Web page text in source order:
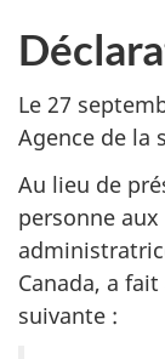
Le 27
Agence de la
Au lieu de
personne
Canada, a
suivante :